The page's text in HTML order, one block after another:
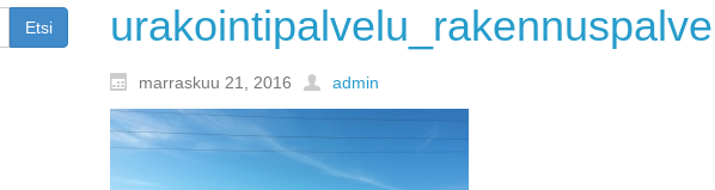
marraskuu 21, 2016 admin